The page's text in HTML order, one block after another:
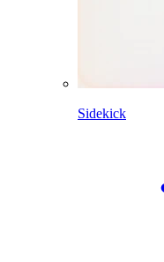
Sidekick